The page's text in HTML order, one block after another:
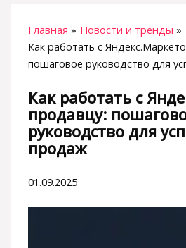
Главная
Новости и тренды
Как работать с
пошаговое руководство для
Как работать с
продавцу:
руководство для
продаж
01.09.2025